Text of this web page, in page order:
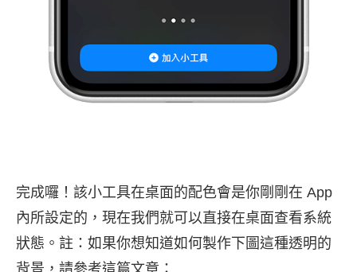
完成囉！該小工具在桌面的配色會是你剛剛在 App
內所設定的，現在我們就可以直接在桌面查看系統
狀態。註：如果你想知道如何製作下圖這種透明的
背景，請參考這篇文章：